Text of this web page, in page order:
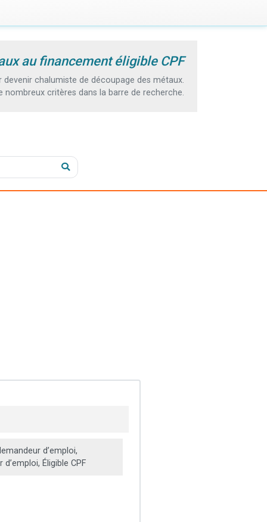
au financement éligible CPF
chalumiste de découpage des métaux.
critères dans la barre de recherche.
d’emploi,
d’emploi, Éligible CPF